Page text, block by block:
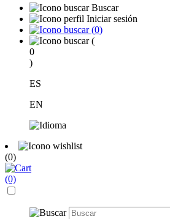
Buscar
Iniciar sesión
(0)
(
0
)
ES
EN
(0)
(0)